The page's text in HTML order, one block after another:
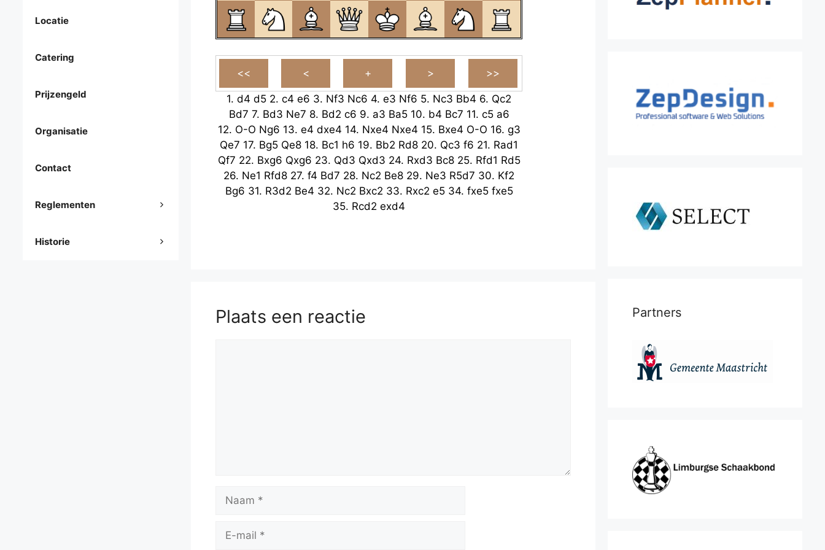
1. d4 d5 2. c4 e6 3. Nf3 Nc6 4. e3 Nf6 5. Nc3 Bb4 6. Qc2
Bd7 7. Bd3 Ne7 8. Bd2 c6 9. a3 Ba5 10. b4 Bc7 11. c5 a6
12. O-O Ng6 13. e4 dxe4 14. Nxe4 Nxe4 15. Bxe4 O-O 16. g3
Qe7 17. Bg5 Qe8 18. Bc1 h6 19. Bb2 Rd8 20. Qc3 f6 21. Rad1
Qf7 22. Bxg6 Qxg6 23. Qd3 Qxd3 24. Rxd3 Bc8 25. Rfd1 Rd5
26. Ne1 Rfd8 27. f4 Bd7 28. Nc2 Be8 29. Ne3 R5d7 30. Kf2
Bg6 31. R3d2 Be4 32. Nc2 Bxc2 33. Rxc2 e5 34. fxe5 fxe5
35. Rcd2 exd4
Plaats een reactie
mail
Locatie
Catering
Prijzengeld
Organisatie
Contact
Reglementen
Historie
Partners